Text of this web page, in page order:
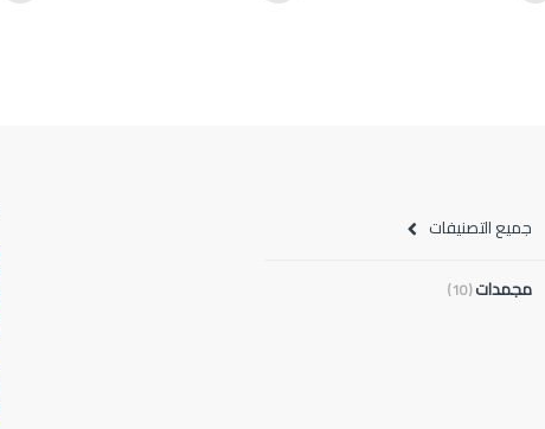
جميع التصنيفات
مجمدات(10)